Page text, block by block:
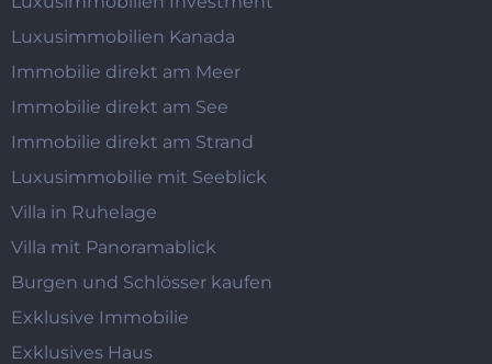
Luxusimmobilien Kanada
Immobilie direkt am Meer
Immobilie direkt am See
Immobilie direkt am Strand
Luxusimmobilie mit Seeblick
Villa in Ruhelage
Villa mit Panoramablick
Burgen und Schlösser kaufen
Exklusive Immobilie
Exklusives Haus